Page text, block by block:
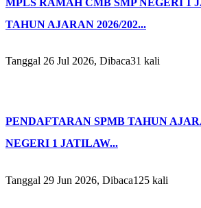
MPLS RAMAH CMB SMP NEGERI 1
TAHUN AJARAN 2026/202...
Tanggal 26 Jul 2026, Dibaca31 kali
PENDAFTARAN SPMB TAHUN
NEGERI 1 JATILAW...
Tanggal 29 Jun 2026, Dibaca125 kali